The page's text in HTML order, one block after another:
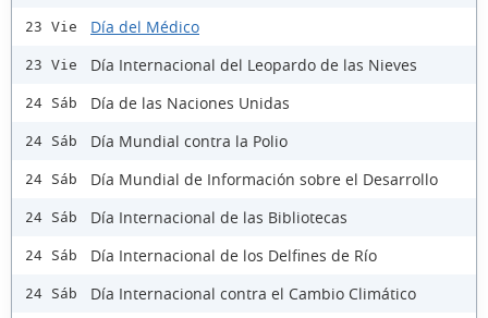
23 Vie Día del Médico
23 Vie Día Internacional del Leopardo de las Nieves
24 Sáb Día de las Naciones Unidas
24 Sáb Día Mundial contra la Polio
24 Sáb Día Mundial de Información sobre el Desarrollo
24 Sáb Día Internacional de las Bibliotecas
24 Sáb Día Internacional de los Delfines de Río
24 Sáb Día Internacional contra el Cambio Climático